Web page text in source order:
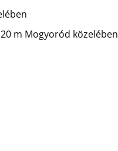
m Mogyoród közelében